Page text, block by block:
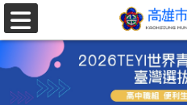
跳至主要內容區
選
單